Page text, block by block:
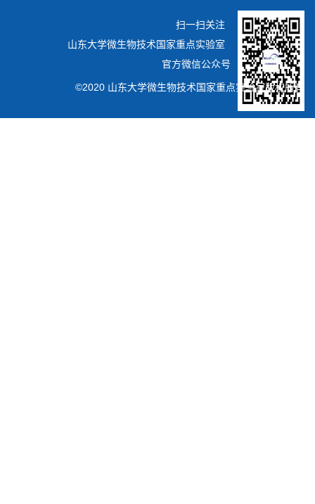
扫一扫关注
山东大学微生物技术国家重点实验室
官方微信公众号
©2020 山东大学微生物技术国家重点实验室版权所有